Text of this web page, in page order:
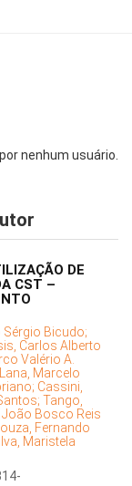
nenhum usuário.
DE
CST –
Sérgio Bicudo;
Carlos Alberto
Valério A.
Lana, Marcelo
Cassini,
Tango,
João Bosco Reis
Fernando
Maristela